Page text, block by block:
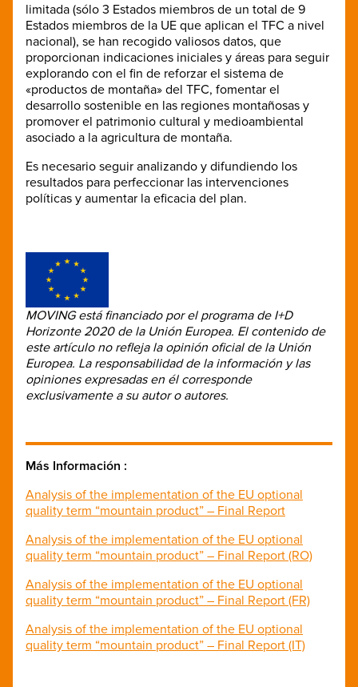
limitada (sólo 3 Estados miembros de un total de 9
Estados miembros de la UE que aplican el TFC a nivel
nacional), se han recogido valiosos datos, que
proporcionan indicaciones iniciales y áreas para seguir
explorando con el fin de reforzar el sistema de
«productos de montaña» del TFC, fomentar el
desarrollo sostenible en las regiones montañosas y
promover el patrimonio cultural y medioambiental
asociado a la agricultura de montaña.
Es necesario seguir analizando y difundiendo los
resultados para perfeccionar las intervenciones
políticas y aumentar la eficacia del plan.
MOVING está financiado por el programa de I+D
Horizonte 2020 de la Unión Europea. El contenido de
este artículo no refleja la opinión oficial de la Unión
Europea. La responsabilidad de la información y las
opiniones expresadas en él corresponde
exclusivamente a su autor o autores.
Más Información :
Analysis of the implementation of the EU optional
quality term “mountain product” – Final Report
Analysis of the implementation of the EU optional
quality term “mountain product” – Final Report (RO)
Analysis of the implementation of the EU optional
quality term “mountain product” – Final Report (FR)
Analysis of the implementation of the EU optional
quality term “mountain product” – Final Report (IT)